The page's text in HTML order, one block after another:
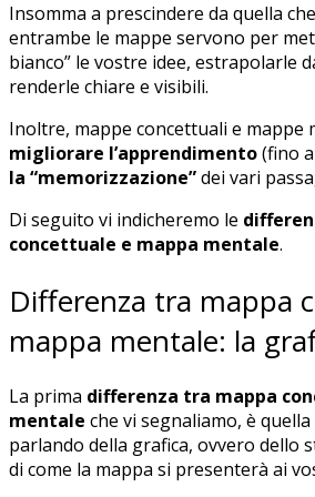
Insomma a prescindere da quella
entrambe le mappe servono per
bianco” le vostre idee, estrapolarle
renderle chiare e visibili.
Inoltre, mappe concettuali e mappe
migliorare l’apprendimento(fino
la “memorizzazione”dei vari
Di seguito vi indicheremo le
concettuale e mappa mentale.
Differenza tra mappa
mappa mentale: la
La prima differenza tra mappa
mentale che vi segnaliamo, è
parlando della grafica, ovvero dello
di come la mappa si presenterà ai